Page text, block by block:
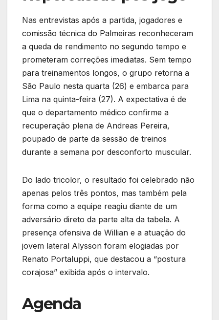
Nas entrevistas após a partida, jogadores e
comissão técnica do Palmeiras reconheceram
a queda de rendimento no segundo tempo e
prometeram correções imediatas. Sem tempo
para treinamentos longos, o grupo retorna a
São Paulo nesta quarta (26) e embarca para
Lima na quinta-feira (27). A expectativa é de
que o departamento médico confirme a
recuperação plena de Andreas Pereira,
poupado de parte da sessão de treinos
durante a semana por desconforto muscular.
Do lado tricolor, o resultado foi celebrado não
apenas pelos três pontos, mas também pela
forma como a equipe reagiu diante de um
adversário direto da parte alta da tabela. A
presença ofensiva de Willian e a atuação do
jovem lateral Alysson foram elogiadas por
Renato Portaluppi, que destacou a “postura
corajosa” exibida após o intervalo.
Agenda